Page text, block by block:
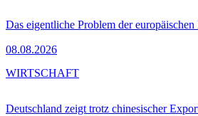
Das eigentliche Problem der
08.08.2026
Deutschland zeigt trotz chinesischer
WIRTSCHAFT